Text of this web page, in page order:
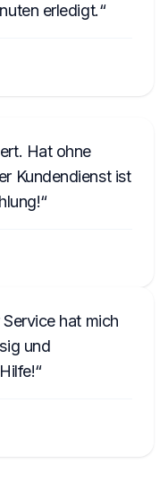
erledigt.
Hat ohne
Kundendienst ist
hat mich
und